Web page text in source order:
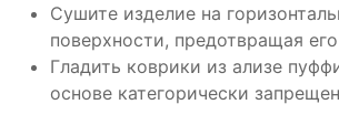
Сушите изделие на
поверхности, предотвращая
Гладить коврики из ализе
основе категорически